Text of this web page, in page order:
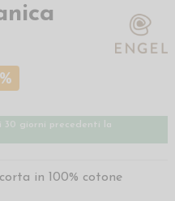
30 giorni precedenti la
in 100% cotone